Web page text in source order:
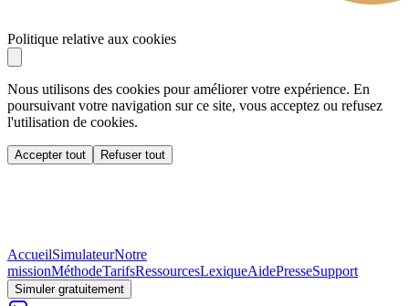
Politique relative aux cookies
Nous utilisons des cookies pour améliorer votre expérience. En
poursuivant votre navigation sur ce site, vous acceptez ou refusez
l'utilisation de cookies.
Accepter tout Refuser tout
AccueilSimulateurNotre
missionMéthodeTarifsRessourcesLexiqueAidePresseSupport
Simuler gratuitement